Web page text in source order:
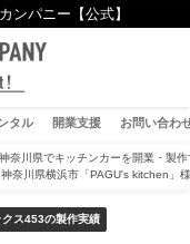
ンパニー【公式】
タル 開業支援 お問い合わ
神奈川県でキッチンカーを開業・製
神奈川県横浜市「PAGU's kitchen」
クス453の製作実績